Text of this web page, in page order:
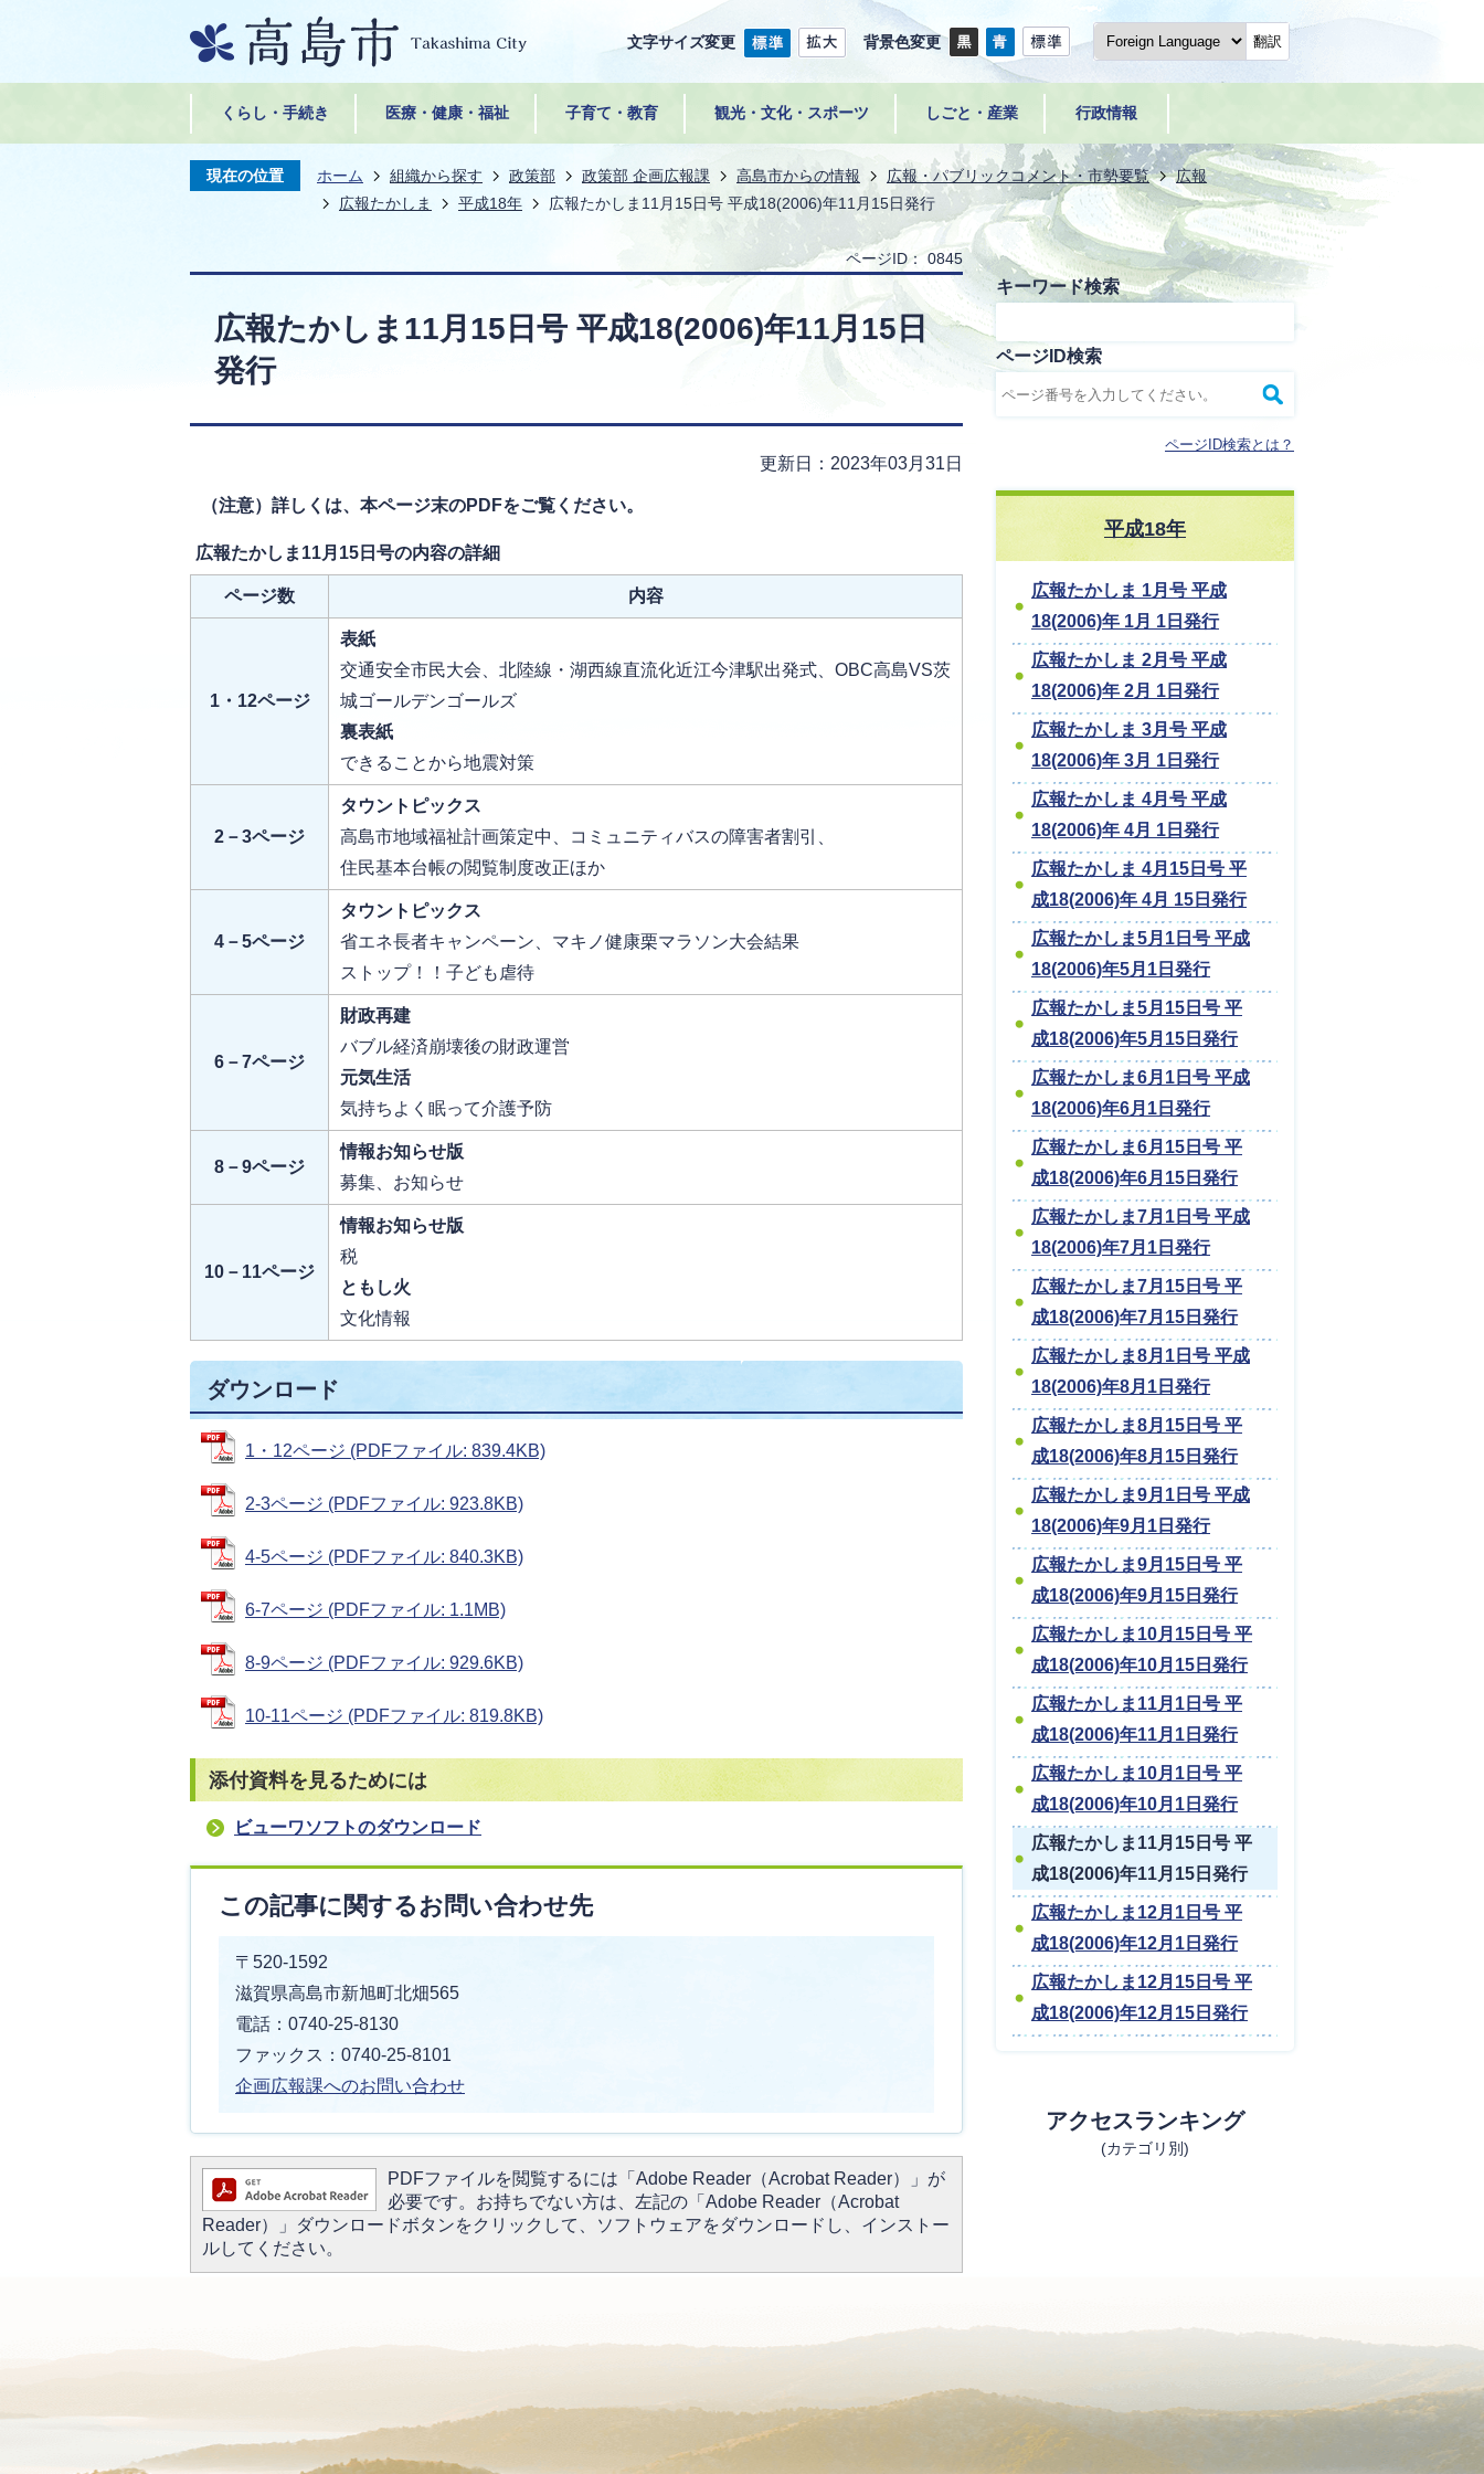
文字サイズ変更 背景色変更 翻訳
くらし・手続き 医療・健康・福祉 子育て・教育 観光・文化・スポーツ しごと・産業 行政情報
現在の位置 ホーム 組織から探す 政策部 政策部 企画広報課 高島市からの情報 広報・パブリックコメント・市勢要覧
広報
広報たかしま
平成18年 広報たかしま11月15日号 平成18(2006)年11月15日発行
ページID： 0845
広報たかしま11月15日号 平成18(2006)年11月15日
発行
更新日：2023年03月31日
（注意）詳しくは、本ページ末のPDFをご覧ください。
広報たかしま11月15日号の内容の詳細
ページ数 内容
1・12ページ
表紙
交通安全市民大会、北陸線・湖西線直流化近江今津駅出発式、OBC高島VS茨
城ゴールデンゴールズ
裏表紙
できることから地震対策
2－3ページ
タウントピックス
高島市地域福祉計画策定中、コミュニティバスの障害者割引、
住民基本台帳の閲覧制度改正ほか
4－5ページ
タウントピックス
省エネ長者キャンペーン、マキノ健康栗マラソン大会結果
ストップ！！子ども虐待
6－7ページ
財政再建
バブル経済崩壊後の財政運営
元気生活
気持ちよく眠って介護予防
8－9ページ
情報お知らせ版
募集、お知らせ
10－11ページ
情報お知らせ版
税
ともし火
文化情報
ダウンロード
1・12ページ (PDFファイル: 839.4KB)
2-3ページ (PDFファイル: 923.8KB)
4-5ページ (PDFファイル: 840.3KB)
6-7ページ (PDFファイル: 1.1MB)
8-9ページ (PDFファイル: 929.6KB)
10-11ページ (PDFファイル: 819.8KB)
添付資料を見るためには
ビューワソフトのダウンロード
この記事に関するお問い合わせ先
〒520-1592
滋賀県高島市新旭町北畑565
電話：0740-25-8130
ファックス：0740-25-8101
企画広報課へのお問い合わせ
PDFファイルを閲覧するには「Adobe Reader（Acrobat Reader）」が
必要です。お持ちでない方は、左記の「Adobe Reader（Acrobat
Reader）」ダウンロードボタンをクリックして、ソフトウェアをダウンロードし、インストー
ルしてください。
キーワード検索
ページID検索
ページID検索とは？
平成18年
広報たかしま 1月号 平成
18(2006)年 1月 1日発行
広報たかしま 2月号 平成
18(2006)年 2月 1日発行
広報たかしま 3月号 平成
18(2006)年 3月 1日発行
広報たかしま 4月号 平成
18(2006)年 4月 1日発行
広報たかしま 4月15日号 平
成18(2006)年 4月 15日発行
広報たかしま5月1日号 平成
18(2006)年5月1日発行
広報たかしま5月15日号 平
成18(2006)年5月15日発行
広報たかしま6月1日号 平成
18(2006)年6月1日発行
広報たかしま6月15日号 平
成18(2006)年6月15日発行
広報たかしま7月1日号 平成
18(2006)年7月1日発行
広報たかしま7月15日号 平
成18(2006)年7月15日発行
広報たかしま8月1日号 平成
18(2006)年8月1日発行
広報たかしま8月15日号 平
成18(2006)年8月15日発行
広報たかしま9月1日号 平成
18(2006)年9月1日発行
広報たかしま9月15日号 平
成18(2006)年9月15日発行
広報たかしま10月15日号 平
成18(2006)年10月15日発行
広報たかしま11月1日号 平
成18(2006)年11月1日発行
広報たかしま10月1日号 平
成18(2006)年10月1日発行
広報たかしま11月15日号 平
成18(2006)年11月15日発行
広報たかしま12月1日号 平
成18(2006)年12月1日発行
広報たかしま12月15日号 平
成18(2006)年12月15日発行
アクセスランキング
(カテゴリ別)